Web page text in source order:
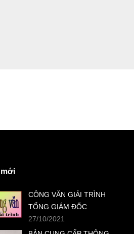
CÔNG VĂN GIẢI TRÌNH
TỔNG GIÁM ĐỐC
27/10/2021